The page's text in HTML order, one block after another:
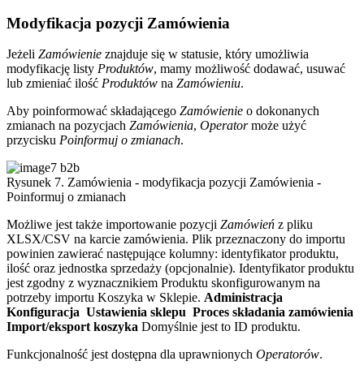
Modyfikacja pozycji Zamówienia
Jeżeli Zamówienie znajduje się w statusie, który umożliwia
modyfikację listy Produktów, mamy możliwość dodawać, usuwać
lub zmieniać ilość Produktów na Zamówieniu.
Aby poinformować składającego Zamówienie o dokonanych
zmianach na pozycjach Zamówienia, Operatormoże użyć
przycisku Poinformuj o zmianach.
Rysunek 7. Zamówienia - modyfikacja pozycji Zamówienia -
Poinformuj o zmianach
Możliwe jest także importowanie pozycji Zamówień z pliku
XLSX/CSV na karcie zamówienia. Plik przeznaczony do importu
powinien zawierać następujące kolumny: identyfikator produktu,
ilość oraz jednostka sprzedaży (opcjonalnie). Identyfikator produktu
jest zgodny z wyznacznikiem Produktu skonfigurowanym na
potrzeby importu Koszyka w Sklepie. Administracja
Konfiguracja Ustawienia sklepu Proces składania zamówienia
Import/eksport koszyka Domyślnie jest to ID produktu.
Funkcjonalność jest dostępna dla uprawnionych Operatorów.